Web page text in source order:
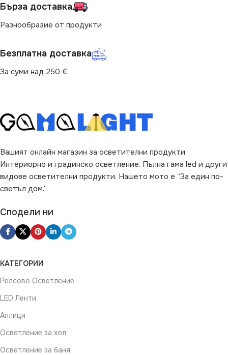
Бърза доставка
Разнообразие от продукти
Безплатна доставка
За суми над 250 €
Вашият онлайн магазин за осветителни продукти.
Интериорно и градинско осветление. Пълна гама led и други
видове осветителни продукти. Нашето мото е “За един по-
светъл дом.”
Сподели ни
КАТЕГОРИИ
Релсово Осветление
LED Ленти
Аплици
Осветление за хол
Осветление за баня